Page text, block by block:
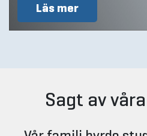
Läs mer
Sagt av